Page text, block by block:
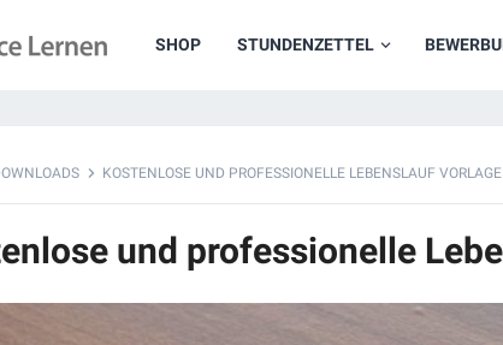
SHOP STUNDENZETTEL
KOSTENLOSE UND PROFESSIONELLE LEBENSLAUF
und professionelle